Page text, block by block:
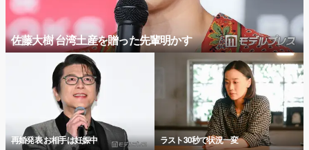
佐藤大樹 台湾土産を贈った先輩明かす
再婚発表 お相手は妊娠中 ラスト30秒で状況一変